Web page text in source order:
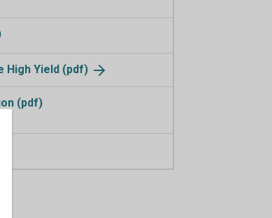
High Yield (pdf)
(pdf)